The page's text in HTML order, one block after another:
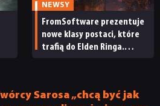
NEWSY
FromSoftware prezentuje
nowe klasy postaci, które
trafią do Elden Ringa.
Sarosa „chcą być jak